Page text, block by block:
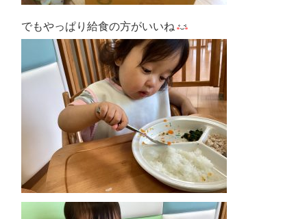
でもやっぱり給食の方がいいね